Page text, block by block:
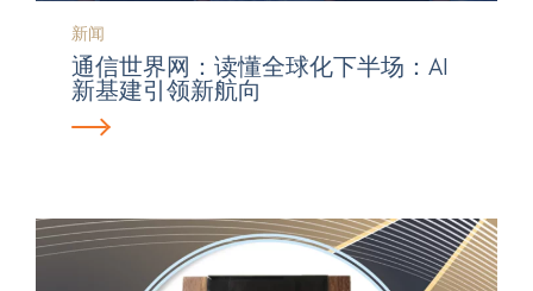
新闻
通信世界网：读懂全球化下半场：AI
新基建引领新航向